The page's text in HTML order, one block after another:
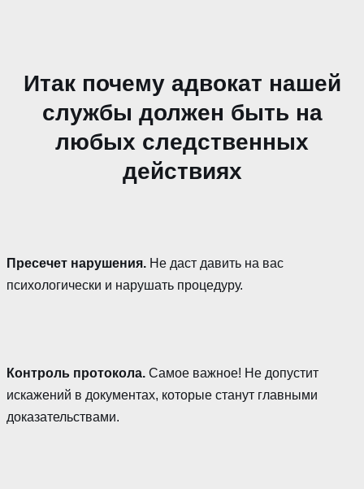
Итак почему адвокат нашей
службы должен быть на
любых следственных
действиях
Пресечет нарушения.Не даст давить на вас
психологически и нарушать процедуру.
Контроль протокола.Самое важное! Не допустит
искажений в документах, которые станут главными
доказательствами.